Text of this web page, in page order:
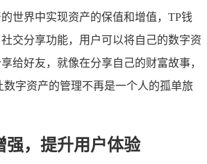
世界中实现资产的保值和增值，TP钱
交分享功能，用户可以将自己的数字资
给好友，就像在分享自己的财富故事，
数字资产的管理不再是一个人的孤单旅
强，提升用户体验